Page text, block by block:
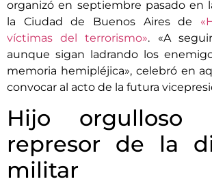
organizó en septiembre pasado en
la Ciudad de Buenos Aires de
víctimas del terrorismo». «A
aunque sigan ladrando los
memoria hemipléjica», celebró en
convocar al acto de la futura
Hijo
represor de la
militar